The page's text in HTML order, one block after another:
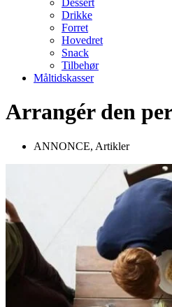
Dessert
Drikke
Forret
Hovedret
Snack
Tilbehør
Måltidskasser
Arrangér den
ANNONCE, Artikler